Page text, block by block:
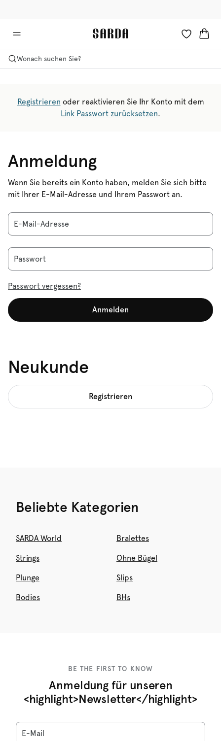
Wonach suchen Sie?
Registrieren oder reaktivieren Sie Ihr Konto mit dem
Link Passwort zurücksetzen.
Anmeldung
Wenn Sie bereits ein Konto haben, melden Sie sich bitte
mit Ihrer E-Mail-Adresse und Ihrem Passwort an.
E-Mail-Adresse
Passwort
Passwort vergessen?
Anmelden
Neukunde
Registrieren
Beliebte Kategorien
SARDA World Bralettes
Strings Ohne Bügel
Plunge Slips
Bodies BHs
BE THE FIRST TO KNOW
Anmeldung für unseren
<highlight>Newsletter</highlight>
E-Mail